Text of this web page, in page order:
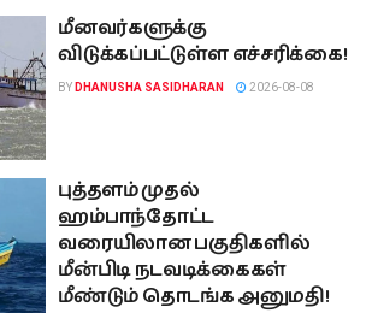
மீனவர்களுக்கு
விடுக்கப்பட்டுள்ள எச்சரிக்கை!
BY DHANUSHA SASIDHARAN 2026-08-08
புத்தளம் முதல்
ஹம்பாந்தோட்ட
வரையிலான பகுதிகளில்
மீன்பிடி நடவடிக்கைகள்
மீண்டும் தொடங்க அனுமதி!